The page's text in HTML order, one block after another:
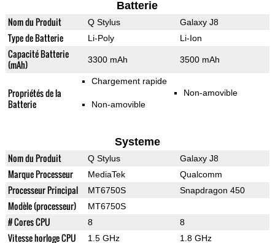
Batterie
Nom du Produit Q Stylus Galaxy J8
Type de Batterie Li-Poly Li-Ion
Capacité Batterie
(mAh)
3300 mAh 3500 mAh
Propriétés de la
Batterie
Chargement rapide
Non-amovible
Non-amovible
Systeme
Nom du Produit Q Stylus Galaxy J8
Marque Processeur MediaTek Qualcomm
Processeur Principal MT6750S Snapdragon 450
Modèle (processeur) MT6750S
# Cores CPU 8 8
Vitesse horloge CPU 1.5 GHz 1.8 GHz